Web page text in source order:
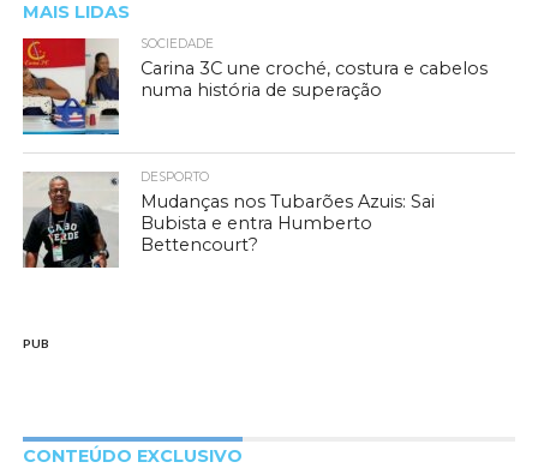
MAIS LIDAS
SOCIEDADE
Carina 3C une croché, costura e cabelos
numa história de superação
DESPORTO
Mudanças nos Tubarões Azuis: Sai
Bubista e entra Humberto
Bettencourt?
PUB
CONTEÚDO EXCLUSIVO